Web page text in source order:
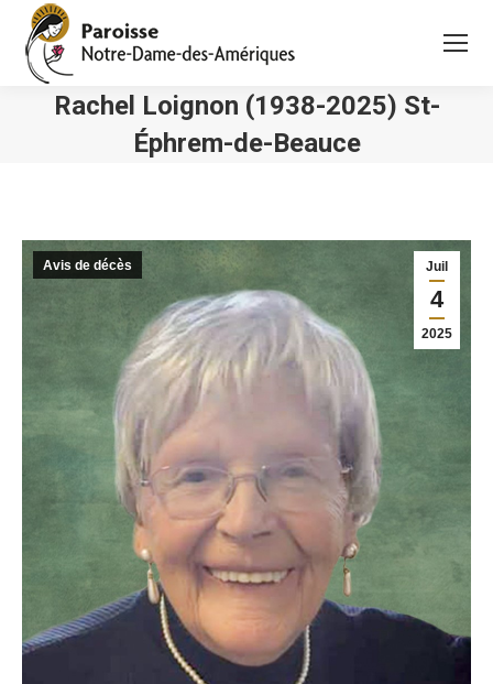
Rachel Loignon (1938-2025) St-
Éphrem-de-Beauce
Juil
4
2025
Avis de décès